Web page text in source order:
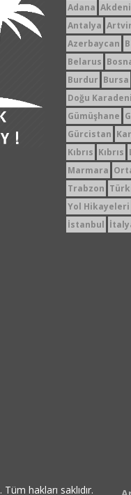
Adana
Antalya
Azerbaycan
Belarus
Burdur Bursa
Doğu
Gümüşhane
Gürcistan
Kıbrıs Kıbrıs
Marmara
Trabzon
Yol Hikayeleri
İstanbul
. Tüm hakları saklıdır.